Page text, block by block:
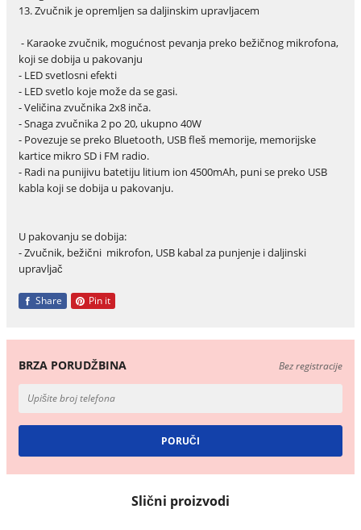
13. Zvučnik je opremljen sa daljinskim upravljacem
- Karaoke zvučnik, mogućnost pevanja preko bežičnog mikrofona,
koji se dobija u pakovanju
- LED svetlosni efekti
- LED svetlo koje može da se gasi.
- Veličina zvučnika 2x8 inča.
- Snaga zvučnika 2 po 20, ukupno 40W
- Povezuje se preko Bluetooth, USB fleš memorije, memorijske
kartice mikro SD i FM radio.
- Radi na punijivu batetiju litium ion 4500mAh, puni se preko USB
kabla koji se dobija u pakovanju.
U pakovanju se dobija:
- Zvučnik, bežični mikrofon, USB kabal za punjenje i daljinski
upravljač
Share Pin it
BRZA PORUDŽBINA Bez registracije
Slični proizvodi